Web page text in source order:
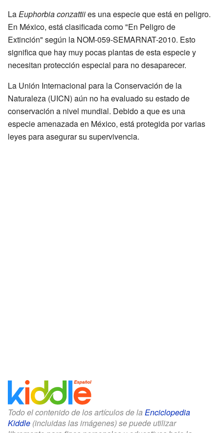
LaEuphorbia conzattiies una especie que está en peligro.
En México, está clasificada como "En Peligro de
Extinción" según la NOM-059-SEMARNAT-2010. Esto
significa que hay muy pocas plantas de esta especie y
necesitan protección especial para no desaparecer.
La Unión Internacional para la Conservación de la
Naturaleza (UICN) aún no ha evaluado su estado de
conservación a nivel mundial. Debido a que es una
especie amenazada en México, está protegida por varias
leyes para asegurar su supervivencia.
Todo el contenido de los artículos de la Enciclopedia
Kiddle (incluidas las imágenes) se puede utilizar